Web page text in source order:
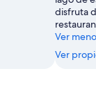
disfruta
Ver
Ver